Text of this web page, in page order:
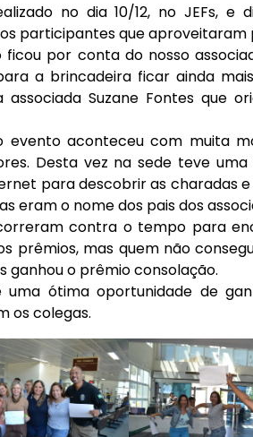
no dia 10/12, no JEFs, e
participantes que aproveitaram
por conta do nosso
a brincadeira ficar ainda
associada Suzane Fontes que
evento aconteceu com muita
Desta vez na sede teve
para descobrir as charadas
eram o nome dos pais dos
contra o tempo para
prêmios, mas quem não
ganhou o prêmio consolação.
uma ótima oportunidade de
os colegas.